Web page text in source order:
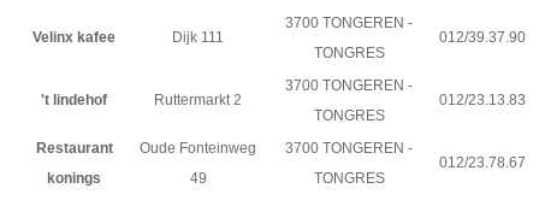
Velinx kafee Dijk 111
3700 TONGEREN -
TONGRES
012/39.37.90
't lindehof Ruttermarkt 2
3700 TONGEREN -
TONGRES
012/23.13.83
Restaurant
konings
Oude Fonteinweg
49
3700 TONGEREN -
TONGRES
012/23.78.67